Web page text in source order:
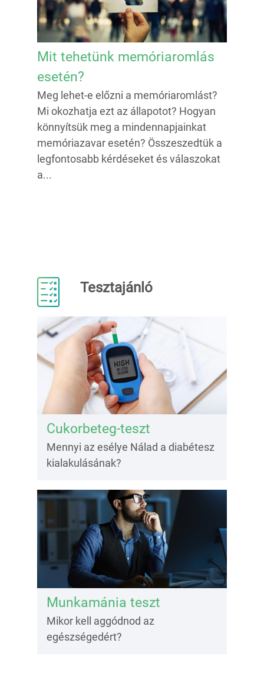
Mit tehetünk memóriaromlás
esetén?
Meg lehet-e előzni a memóriaromlást?
Mi okozhatja ezt az állapotot? Hogyan
könnyítsük meg a mindennapjainkat
memóriazavar esetén? Összeszedtük a
legfontosabb kérdéseket és válaszokat
a...
Tesztajánló
Cukorbeteg-teszt
Mennyi az esélye Nálad a diabétesz
kialakulásának?
Munkamánia teszt
Mikor kell aggódnod az
egészségedért?